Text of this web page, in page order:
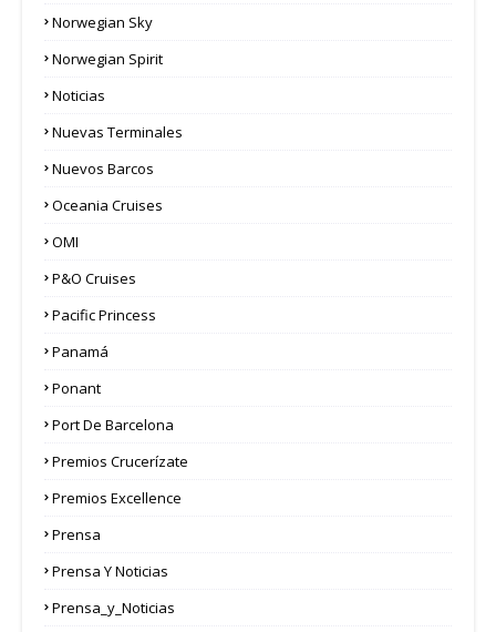
Norwegian Sky
Norwegian Spirit
Noticias
Nuevas Terminales
Nuevos Barcos
Oceania Cruises
OMI
P&O Cruises
Pacific Princess
Panamá
Ponant
Port De Barcelona
Premios Crucerízate
Premios Excellence
Prensa
Prensa Y Noticias
Prensa_y_Noticias